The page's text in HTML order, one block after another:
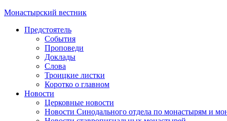
Монастырский вестник
Предстоятель
События
Проповеди
Доклады
Слова
Троицкие листки
Коротко о главном
Новости
Церковные новости
Новости Синодального отдела по монастырям и